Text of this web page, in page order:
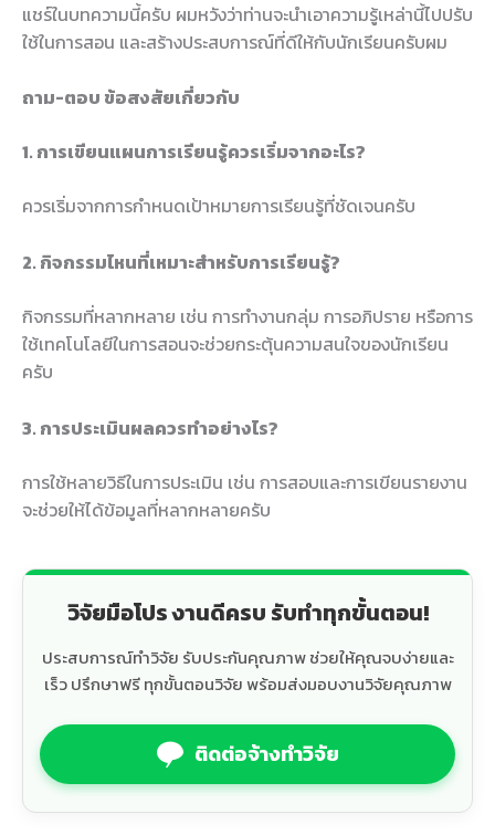
แชร์ในบทความนี้ครับ ผมหวังว่าท่านจะนำเอาความรู้เหล่านี้ไปปรับ
ใช้ในการสอน และสร้างประสบการณ์ที่ดีให้กับนักเรียนครับผม
ถาม-ตอบ ข้อสงสัยเกี่ยวกับ
1. การเขียนแผนการเรียนรู้ควรเริ่มจากอะไร?
ควรเริ่มจากการกำหนดเป้าหมายการเรียนรู้ที่ชัดเจนครับ
2. กิจกรรมไหนที่เหมาะสำหรับการเรียนรู้?
กิจกรรมที่หลากหลาย เช่น การทำงานกลุ่ม การอภิปราย หรือการ
ใช้เทคโนโลยีในการสอนจะช่วยกระตุ้นความสนใจของนักเรียน
ครับ
3. การประเมินผลควรทำอย่างไร?
การใช้หลายวิธีในการประเมิน เช่น การสอบและการเขียนรายงาน
จะช่วยให้ได้ข้อมูลที่หลากหลายครับ
วิจัยมือโปร งานดีครบ รับทำทุกขั้นตอน!
ประสบการณ์ทำวิจัย รับประกันคุณภาพ ช่วยให้คุณจบง่ายและ
เร็ว ปรึกษาฟรี ทุกขั้นตอนวิจัย พร้อมส่งมอบงานวิจัยคุณภาพ
ติดต่อจ้างทำวิจัย